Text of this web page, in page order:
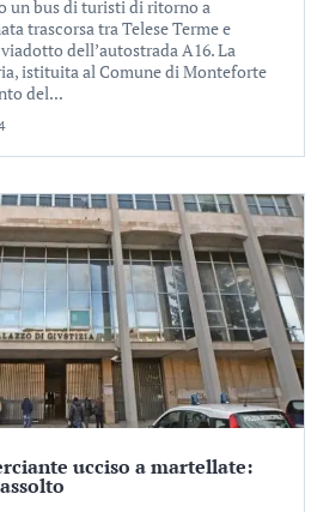
un bus di turisti di ritorno a
trascorsa tra Telese Terme e
dell’autostrada A16. La
istituita al Comune di Monteforte
del...
ucciso a martellate: